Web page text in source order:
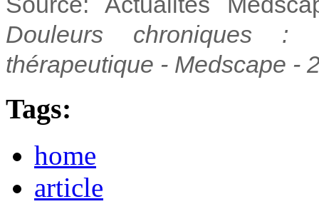
Douleurs chroniques :
thérapeutique - Medscape -
Tags:
home
article